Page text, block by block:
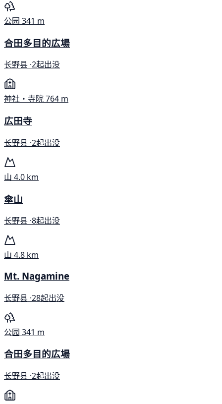
公园 341 m
合田多目的広場
长野县 ·2起出没
神社・寺院764 m
広田寺
长野县 ·2起出没
山 4.0 km
傘山
长野县 ·8起出没
山 4.8 km
Mt. Nagamine
长野县 ·28起出没
公园 341 m
合田多目的広場
长野县 ·2起出没